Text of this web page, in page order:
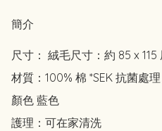
簡介
尺寸： 絨毛尺寸：約 85 x 115
材質：100% 棉 *SEK 抗菌處理
顏色 藍色
護理：可在家清洗